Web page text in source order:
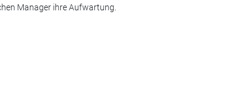
Manager ihre Aufwartung.